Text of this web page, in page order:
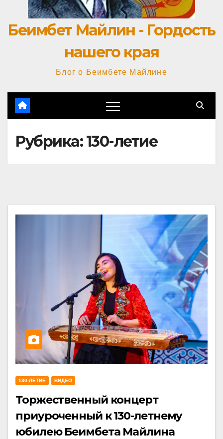
Беимбет Майлин - Гордость
нашего края
Блог о Беимбете Майлине
Рубрика:130-летие
130-ЛЕТИЕ ВИДЕО
Торжественный концерт
приуроченный к 130-летнему
юбилею Беимбета Майлина